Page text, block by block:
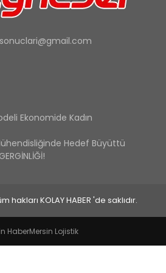
Ekonomide Kadın
Hedef Büyüttü
hakları KOLAY HABER 'de saklıdır.
HaberMersin Lojistik